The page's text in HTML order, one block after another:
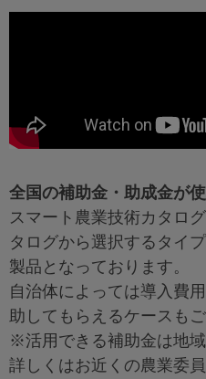
全国の補助金・助成金が
スマート農業技術カタロ
タログから選択するタイ
製品となっております。
自治体によっては導入費
助してもらえるケースもご
※活用できる補助金は地域
詳しくはお近くの農業委